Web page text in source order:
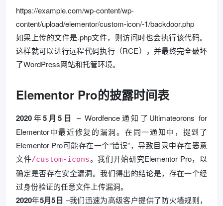
https://example.com/wp-content/wp-
content/upload/elementor/custom-icon/-1/backdoor.php
如果上传的文件是.php文件，则访问时也会执行该代码。
这样就可以进行远程代码执行（RCE），并最终完全破坏
了WordPress网站和托管环境。
Elementor Pro的披露时间表
2020年5月5日
– Wordfence通知了Ultimateorons for
Elementor中最近修复的漏洞。在同一通知中，提到了
Elementor Pro可能存在一个“错误”，导致目录中存在恶意
文件/custom-icons。我们开始研究Elementor Pro，以
确定是否存在安全漏洞。我们得出的结论是，存在一个经
过身份验证的任意文件上传漏洞。
2020年5月5日 –我们迅速为高级客户提供了防火墙规则，